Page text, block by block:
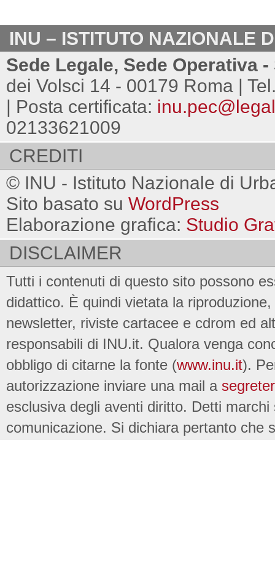
INU – ISTITUTO NAZIONALE
Sede Legale, Sede Operativa
dei Volsci 14 - 00179 Roma |
| Posta certificata:
02133621009
CREDITI
© INU - Istituto Nazionale di
Sito basato su WordPress
Elaborazione grafica: Studio
DISCLAIMER
Tutti i contenuti di questo sito possono
didattico. È quindi vietata la
newsletter, riviste cartacee e cdrom ed
responsabili di INU.it. Qualora venga
obbligo di citarne la fonte (www.inu.it).
autorizzazione inviare una mail a
esclusiva degli aventi diritto. Detti
comunicazione. Si dichiara pertanto che